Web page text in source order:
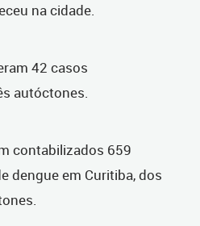
na cidade.
42 casos
autóctones.
contabilizados 659
dengue em Curitiba, dos